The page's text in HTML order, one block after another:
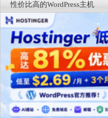
性价比高的WordPress主机